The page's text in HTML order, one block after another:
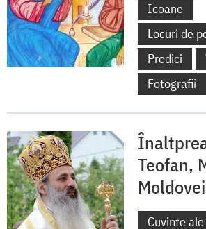
Icoane
Locuri de
Predici
Fotografii
Teofan,
Cuvinte